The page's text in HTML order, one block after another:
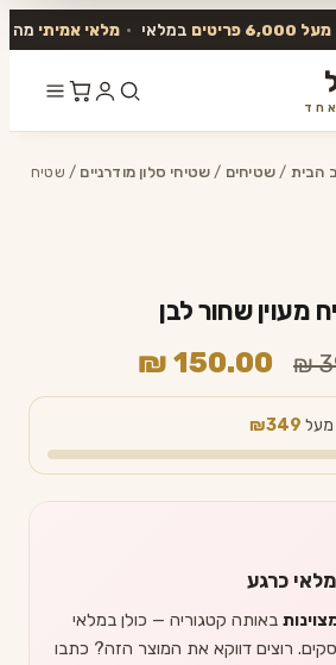
מעל 6,000 פריטים במלאי • מלאי אמיתי מה
הבית /שטיחים / שטיחי סלון מודרניים / שטיח
מעוין שחור לבן
₪
המחיר
המקורי
היה:
₪ 399.00.
₪ 150.00
הנוכחי
₪ 150.00.
מעל ₪349
כרגע
באותה קטגוריה — כולן במלאי
תוך 7 ימי עסקים. רוצים דווקא את המוצר הזה? כתבו